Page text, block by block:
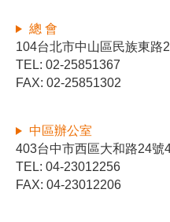
總 會
104台北市中山區民族東路
TEL: 02-25851367
FAX: 02-25851302
中區辦公室
403台中市西區大和路24號
TEL: 04-23012256
FAX: 04-23012206